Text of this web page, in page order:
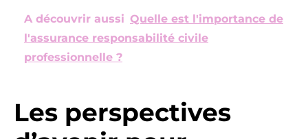
A découvrir aussi Quelle est l'importance de
l'assurance responsabilité civile
professionnelle ?
Les perspectives